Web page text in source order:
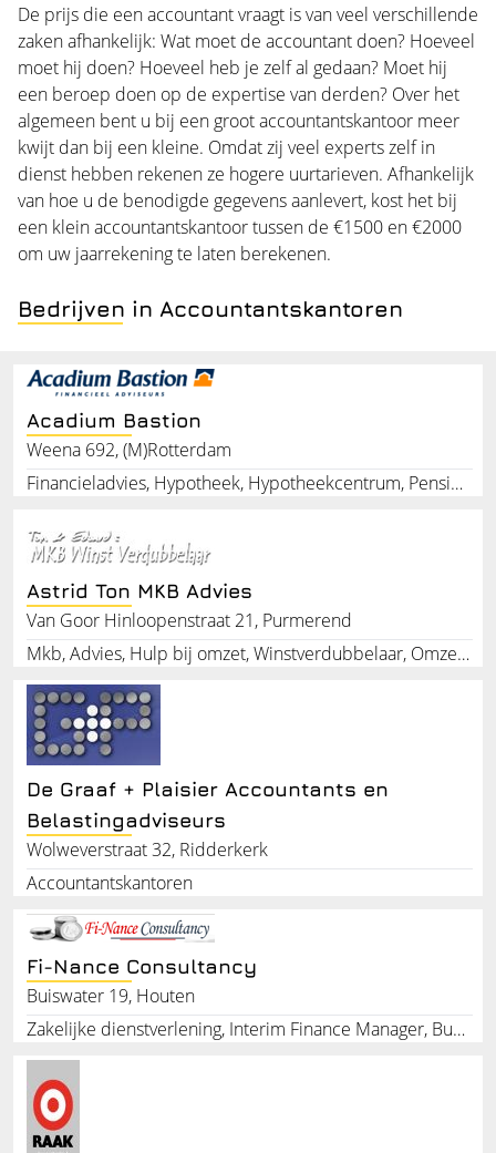
De prijs die een accountant vraagt is van veel verschillende
zaken afhankelijk: Wat moet de accountant doen? Hoeveel
moet hij doen? Hoeveel heb je zelf al gedaan? Moet hij
een beroep doen op de expertise van derden? Over het
algemeen bent u bij een groot accountantskantoor meer
kwijt dan bij een kleine. Omdat zij veel experts zelf in
dienst hebben rekenen ze hogere uurtarieven. Afhankelijk
van hoe u de benodigde gegevens aanlevert, kost het bij
een klein accountantskantoor tussen de €1500 en €2000
om uw jaarrekening te laten berekenen.
Bedrijven in Accountantskantoren
Acadium Bastion
Weena 692, (M)Rotterdam
Financieladvies, Hypotheek, Hypotheekcentrum, Pensioenen, Hypotheekservice, Verzekering, Assurantien, Goudenhanddruk, Financieelintermediair, Financieleberekeningen
Astrid Ton MKB Advies
Van Goor Hinloopenstraat 21, Purmerend
Mkb, Advies, Hulp bij omzet, Winstverdubbelaar, Omzet maken, Omzet genereren, Winst maken, Financieel hulpverlener
De Graaf + Plaisier Accountants en
Belastingadviseurs
Wolweverstraat 32, Ridderkerk
Accountantskantoren
Fi-Nance Consultancy
Buiswater 19, Houten
Zakelijke dienstverlening, Interim Finance Manager, Business control, Finance consultancy, Aangifte inkomstenbelasting, Voorlopige aangiften, Bezwaarschriften uitstel aanvragen, Aanvragen diverse toeslagen, Consultancy, Administratie